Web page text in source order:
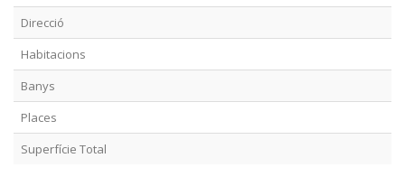
Direcció
Habitacions
Banys
Places
Superfície Total